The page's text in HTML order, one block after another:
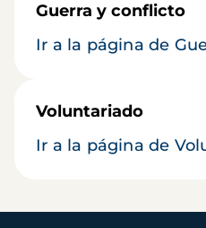
Guerra y conflicto
Ir a la página de
Voluntariado
Ir a la página de